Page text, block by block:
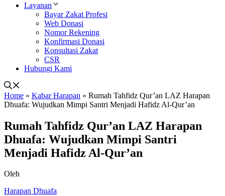
Layanan
Bayar Zakat Profesi
Web Donasi
Nomor Rekening
Konfirmasi Donasi
Konsultasi Zakat
CSR
Hubungi Kami
Home » Kabar Harapan » Rumah Tahfidz Qur’an LAZ Harapan
Dhuafa: Wujudkan Mimpi Santri Menjadi Hafidz Al-Qur’an
Rumah Tahfidz Qur’an LAZ Harapan
Dhuafa: Wujudkan Mimpi Santri
Menjadi Hafidz Al-Qur’an
Oleh
Harapan Dhuafa